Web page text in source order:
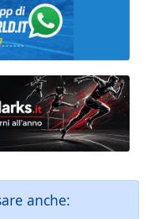
anche: